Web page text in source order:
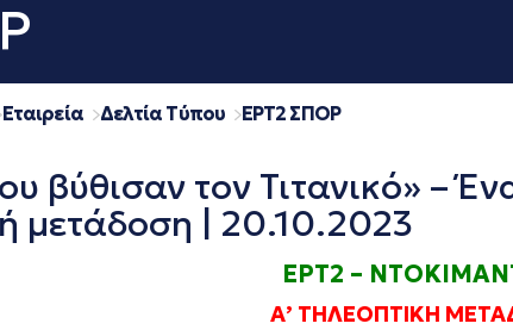
Εταιρεία Δελτία Τύπου EΡΤ2 ΣΠΟΡ
βύθισαν τον Τιτανικό» –
μετάδοση | 20.10.2023
ΕΡΤ2 –
Α’ ΤΗΛΕΟΠΤΙΚΗ